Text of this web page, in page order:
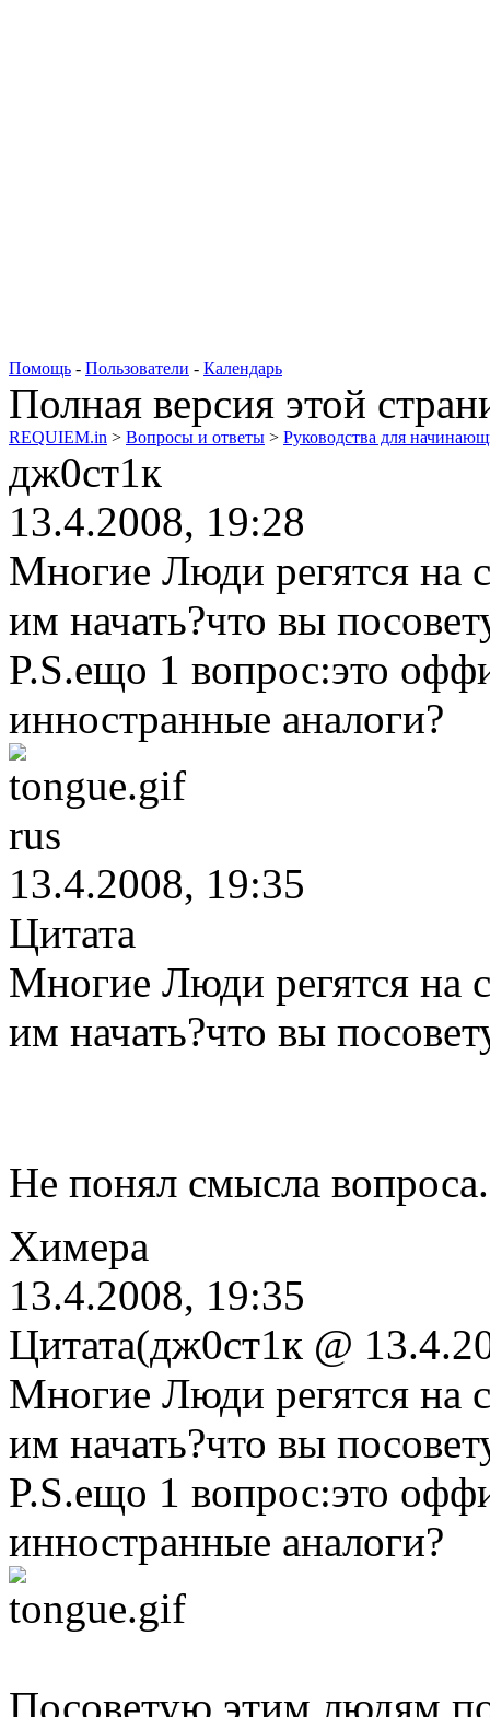
Помощь - Пользователи - Календарь
Полная версия этой
REQUIEM.in > Вопросы и ответы > Руководства для
дж0ст1к
13.4.2008, 19:28
Многие Люди регятся на
им начать?что вы
P.S.ещо 1 вопрос:это
инностранные аналоги?
rus
13.4.2008, 19:35
Цитата
Многие Люди регятся на
им начать?что вы
Не понял смысла
Химера
13.4.2008, 19:35
Цитата(дж0ст1к @
Многие Люди регятся на
им начать?что вы
P.S.ещо 1 вопрос:это
инностранные аналоги?
Посоветую этим людям